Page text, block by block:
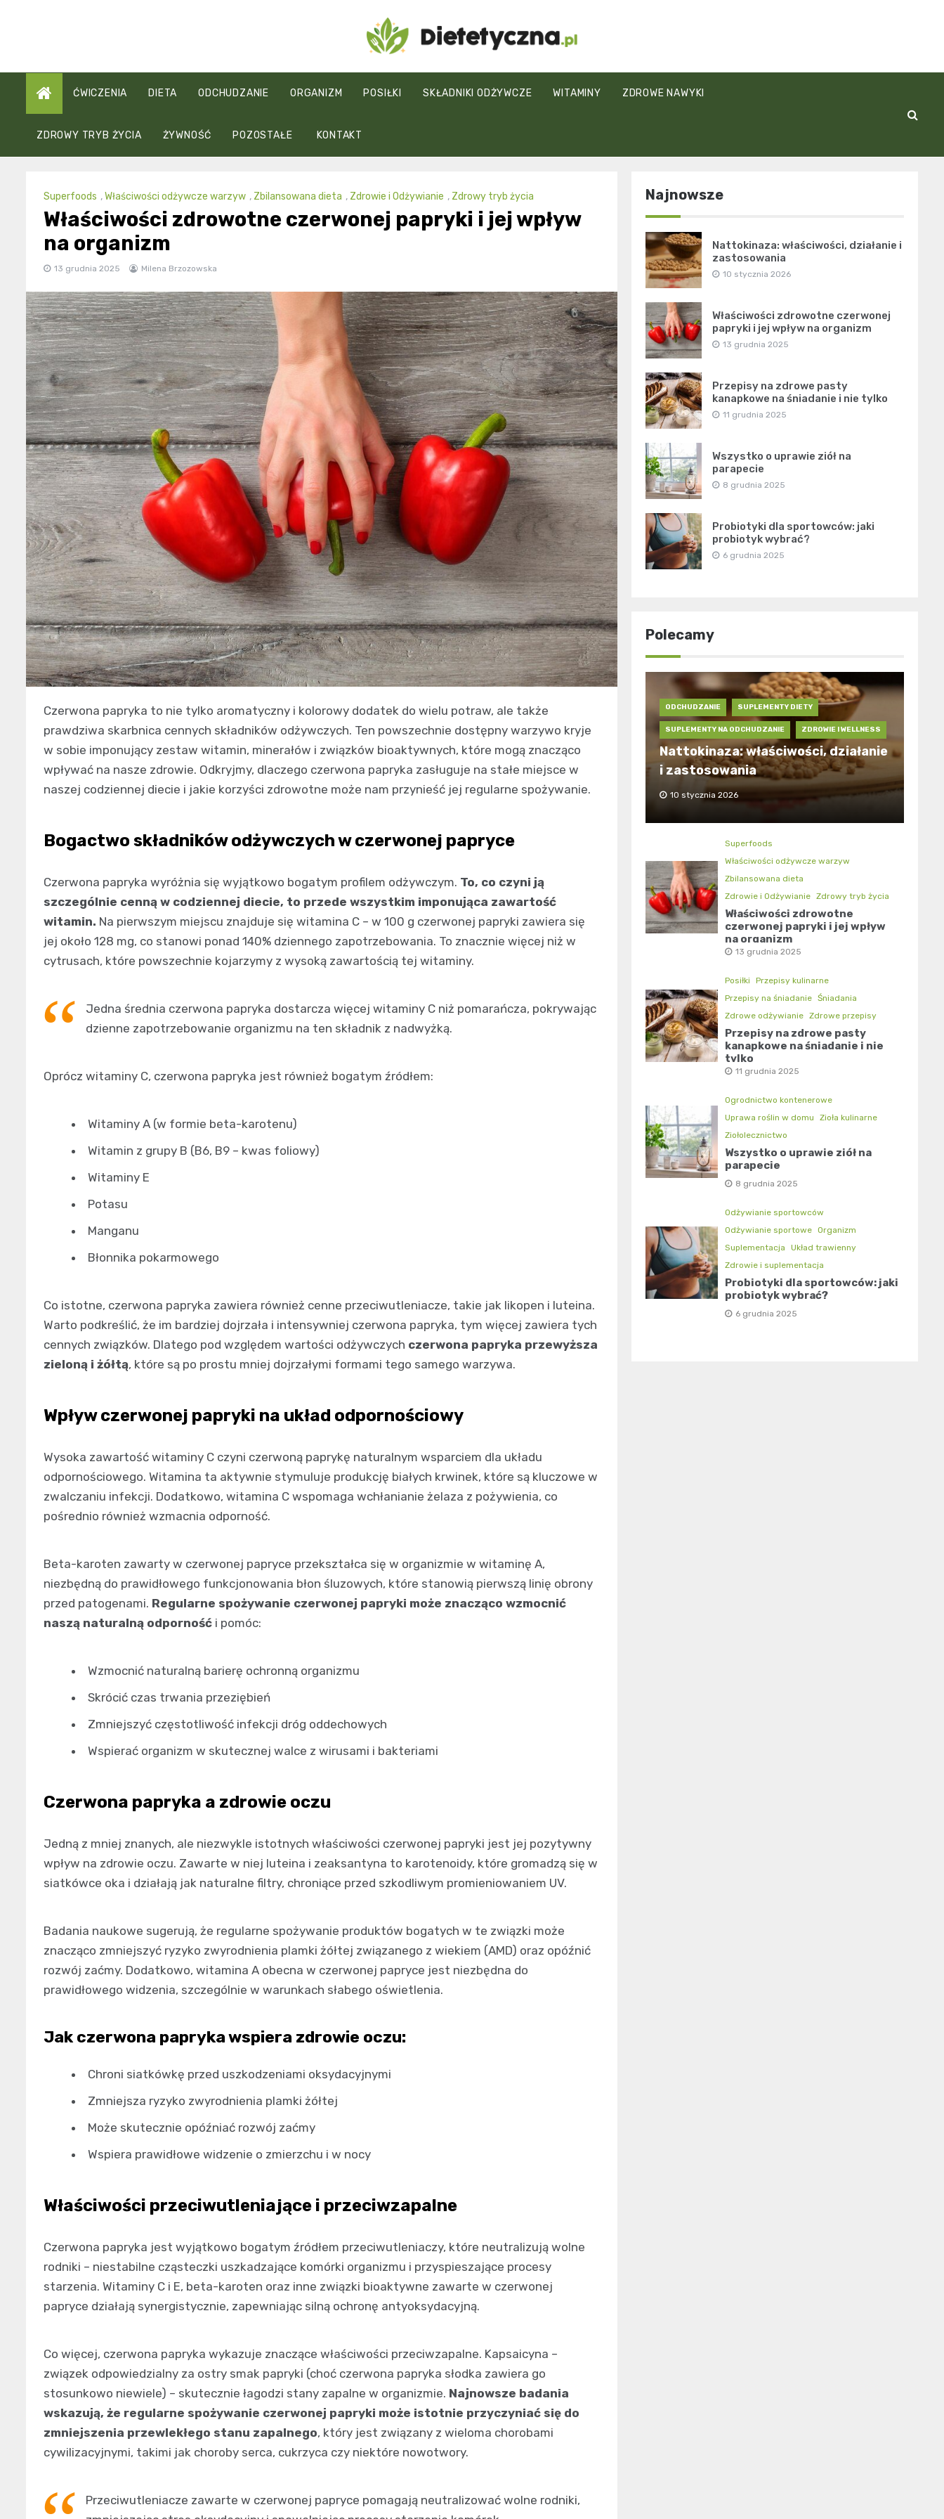
Dietetyczna.pl
ĆWICZENIA DIETA ODCHUDZANIE ORGANIZM POSIŁKI SKŁADNIKI ODŻYWCZE WITAMINY ZDROWE NAWYKI
ZDROWY TRYB ŻYCIA ŻYWNOŚĆ POZOSTAŁE KONTAKT
Superfoods ,Właściwości odżywcze warzyw , Zbilansowana dieta , Zdrowie i Odżywianie , Zdrowy tryb życia
Właściwości zdrowotne czerwonej papryki i jej wpływ
na organizm
13 grudnia 2025 Milena Brzozowska
Czerwona papryka to nie tylko aromatyczny i kolorowy dodatek do wielu potraw, ale także
prawdziwa skarbnica cennych składników odżywczych. Ten powszechnie dostępny warzywo kryje
w sobie imponujący zestaw witamin, minerałów i związków bioaktywnych, które mogą znacząco
wpływać na nasze zdrowie. Odkryjmy, dlaczego czerwona papryka zasługuje na stałe miejsce w
naszej codziennej diecie i jakie korzyści zdrowotne może nam przynieść jej regularne spożywanie.
Bogactwo składników odżywczych w czerwonej papryce
Czerwona papryka wyróżnia się wyjątkowo bogatym profilem odżywczym. To, co czyni ją
szczególnie cenną w codziennej diecie, to przede wszystkim imponująca zawartość
witamin. Na pierwszym miejscu znajduje się witamina C – w 100 g czerwonej papryki zawiera się
jej około 128 mg, co stanowi ponad 140% dziennego zapotrzebowania. To znacznie więcej niż w
cytrusach, które powszechnie kojarzymy z wysoką zawartością tej witaminy.
Jedna średnia czerwona papryka dostarcza więcej witaminy C niż pomarańcza, pokrywając
dzienne zapotrzebowanie organizmu na ten składnik z nadwyżką.
Oprócz witaminy C, czerwona papryka jest również bogatym źródłem:
Witaminy A (w formie beta-karotenu)
Witamin z grupy B (B6, B9 – kwas foliowy)
Witaminy E
Potasu
Manganu
Błonnika pokarmowego
Co istotne, czerwona papryka zawiera również cenne przeciwutleniacze, takie jak likopen i luteina.
Warto podkreślić, że im bardziej dojrzała i intensywniej czerwona papryka, tym więcej zawiera tych
cennych związków. Dlatego pod względem wartości odżywczych czerwona papryka przewyższa
zieloną i żółtą, które są po prostu mniej dojrzałymi formami tego samego warzywa.
Wpływ czerwonej papryki na układ odpornościowy
Wysoka zawartość witaminy C czyni czerwoną paprykę naturalnym wsparciem dla układu
odpornościowego. Witamina ta aktywnie stymuluje produkcję białych krwinek, które są kluczowe w
zwalczaniu infekcji. Dodatkowo, witamina C wspomaga wchłanianie żelaza z pożywienia, co
pośrednio również wzmacnia odporność.
Beta-karoten zawarty w czerwonej papryce przekształca się w organizmie w witaminę A,
niezbędną do prawidłowego funkcjonowania błon śluzowych, które stanowią pierwszą linię obrony
przed patogenami. Regularne spożywanie czerwonej papryki może znacząco wzmocnić
naszą naturalną odporność i pomóc:
Wzmocnić naturalną barierę ochronną organizmu
Skrócić czas trwania przeziębień
Zmniejszyć częstotliwość infekcji dróg oddechowych
Wspierać organizm w skutecznej walce z wirusami i bakteriami
Czerwona papryka a zdrowie oczu
Jedną z mniej znanych, ale niezwykle istotnych właściwości czerwonej papryki jest jej pozytywny
wpływ na zdrowie oczu. Zawarte w niej luteina i zeaksantyna to karotenoidy, które gromadzą się w
siatkówce oka i działają jak naturalne filtry, chroniące przed szkodliwym promieniowaniem UV.
Badania naukowe sugerują, że regularne spożywanie produktów bogatych w te związki może
znacząco zmniejszyć ryzyko zwyrodnienia plamki żółtej związanego z wiekiem (AMD) oraz opóźnić
rozwój zaćmy. Dodatkowo, witamina A obecna w czerwonej papryce jest niezbędna do
prawidłowego widzenia, szczególnie w warunkach słabego oświetlenia.
Jak czerwona papryka wspiera zdrowie oczu:
Chroni siatkówkę przed uszkodzeniami oksydacyjnymi
Zmniejsza ryzyko zwyrodnienia plamki żółtej
Może skutecznie opóźniać rozwój zaćmy
Wspiera prawidłowe widzenie o zmierzchu i w nocy
Właściwości przeciwutleniające i przeciwzapalne
Czerwona papryka jest wyjątkowo bogatym źródłem przeciwutleniaczy, które neutralizują wolne
rodniki – niestabilne cząsteczki uszkadzające komórki organizmu i przyspieszające procesy
starzenia. Witaminy C i E, beta-karoten oraz inne związki bioaktywne zawarte w czerwonej
papryce działają synergistycznie, zapewniając silną ochronę antyoksydacyjną.
Co więcej, czerwona papryka wykazuje znaczące właściwości przeciwzapalne. Kapsaicyna –
związek odpowiedzialny za ostry smak papryki (choć czerwona papryka słodka zawiera go
stosunkowo niewiele) – skutecznie łagodzi stany zapalne w organizmie. Najnowsze badania
wskazują, że regularne spożywanie czerwonej papryki może istotnie przyczyniać się do
zmniejszenia przewlekłego stanu zapalnego, który jest związany z wieloma chorobami
cywilizacyjnymi, takimi jak choroby serca, cukrzyca czy niektóre nowotwory.
Przeciwutleniacze zawarte w czerwonej papryce pomagają neutralizować wolne rodniki,
Najnowsze
Nattokinaza: właściwości, działanie i
zastosowania
10 stycznia 2026
Właściwości zdrowotne czerwonej
papryki i jej wpływ na organizm
13 grudnia 2025
Przepisy na zdrowe pasty
kanapkowe na śniadanie i nie tylko
11 grudnia 2025
Wszystko o uprawie ziół na
parapecie
8 grudnia 2025
Probiotyki dla sportowców: jaki
probiotyk wybrać?
6 grudnia 2025
Polecamy
ODCHUDZANIE SUPLEMENTY DIETY
SUPLEMENTY NA ODCHUDZANIE ZDROWIE I WELLNESS
Nattokinaza: właściwości, działanie
i zastosowania
10 stycznia 2026
Superfoods
Właściwości odżywcze warzyw
Zbilansowana dieta
Zdrowie i Odżywianie Zdrowy tryb życia
Właściwości zdrowotne
czerwonej papryki i jej wpływ
na organizm
13 grudnia 2025
Posiłki
Przepisy kulinarne
Przepisy na śniadanie Śniadania
Zdrowe odżywianie Zdrowe przepisy
Przepisy na zdrowe pasty
kanapkowe na śniadanie i nie
tylko
11 grudnia 2025
Ogrodnictwo kontenerowe
Uprawa roślin w domu
Zioła kulinarne
Ziołolecznictwo
Wszystko o uprawie ziół na
parapecie
8 grudnia 2025
Odżywianie sportowców
Odżywianie sportowe Organizm
Suplementacja
Układ trawienny
Zdrowie i suplementacja
Probiotyki dla sportowców: jaki
probiotyk wybrać?
6 grudnia 2025